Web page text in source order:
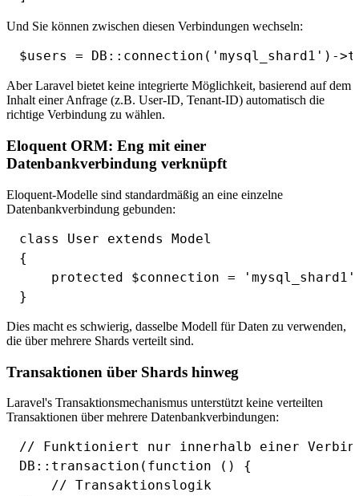
Und Sie können zwischen diesen Verbindungen wechseln:
Aber Laravel bietet keine integrierte Möglichkeit, basierend auf dem
Inhalt einer Anfrage (z.B. User-ID, Tenant-ID) automatisch die
richtige Verbindung zu wählen.
Eloquent ORM: Eng mit einer
Datenbankverbindung verknüpft
Eloquent-Modelle sind standardmäßig an eine einzelne
Datenbankverbindung gebunden:
class User extends Model
{
protected $connection =
Dies macht es schwierig, dasselbe Modell für Daten zu verwenden,
die über mehrere Shards verteilt sind.
Transaktionen über Shards hinweg
Laravel's Transaktionsmechanismus unterstützt keine verteilten
Transaktionen über mehrere Datenbankverbindungen:
// Funktioniert nur innerhalb einer
DB::transaction(function () {
    // Transaktionslogik